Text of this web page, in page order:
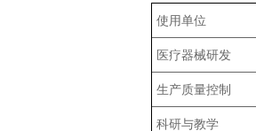
使用单位
医疗器械研发
生产质量控制
科研与教学